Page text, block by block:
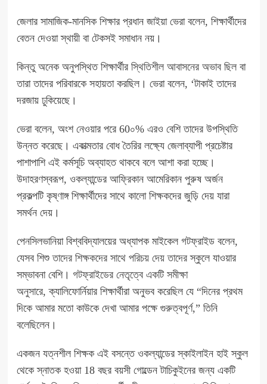
জেলার সামাজিক-মানসিক শিক্ষার প্রধান জাইয়া ভেরা বলেন, শিক্ষার্থীদের
বেতন দেওয়া স্থায়ী বা টেকসই সমাধান নয়।
কিন্তু অনেক অনুপস্থিত শিক্ষার্থীর স্থিতিশীল আবাসনের অভাব ছিলবা
তারা তাদের পরিবারকে সহায়তা করছিল। ভেরা বলেন, ‘টাকাই তাদের
দরজায় ঢুকিয়েছে।
ভেরা বলেন, অংশ নেওয়ার পরে 60০% এরও বেশি তাদের উপস্থিতি
উন্নত করেছে। একাত্মতার বোধ তৈরির লক্ষ্যে জেলাব্যাপী প্রচেষ্টার
পাশাপাশি এই কর্মসূচি অব্যাহত থাকবে বলে আশা করা হচ্ছে।
উদাহরণস্বরূপ, ওকল্যান্ডের আফ্রিকান আমেরিকান পুরুষ অর্জন
প্রকল্পটি কৃষ্ণাঙ্গ শিক্ষার্থীদের সাথে কালো শিক্ষকদের জুড়ি দেয় যারা
সমর্থন দেয়।
পেনসিলভানিয়া বিশ্ববিদ্যালয়ের অধ্যাপক মাইকেল গটফ্রাইড বলেন,
যেসব শিশুতাদের শিক্ষকদের সাথে পরিচয় দেয় তাদেরস্কুলে যাওয়ার
সম্ভাবনা বেশি। গটফ্রাইডের নেতৃত্বে একটি সমীক্ষা
অনুসারে, ক্যালিফোর্নিয়ার শিক্ষার্থীরা অনুভব করেছিল যে “দিনের প্রথম
দিকে আমার মতো কাউকে দেখা আমার পক্ষে গুরুত্বপূর্ণ,” তিনি
বলেছিলেন।
একজন যত্নশীল শিক্ষক এই বসন্তে ওকল্যান্ডের স্কাইলাইন হাই স্কুল
থেকে স্নাতক হওয়া 18 বছর বয়সী গোল্ডেন টাচিকুইনের জন্য একটি